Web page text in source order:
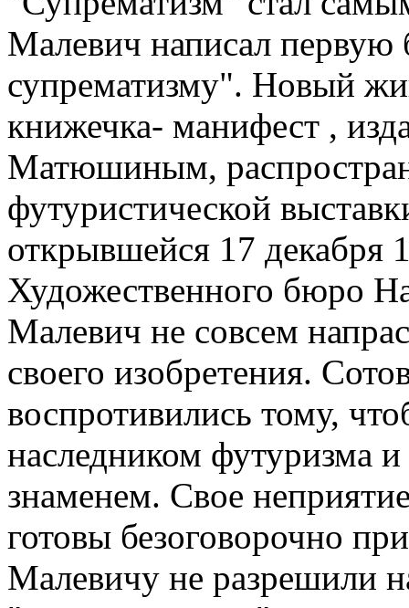
Малевич написал
супрематизму". Новый
книжечка- манифест ,
Матюшиным,
футуристической
открывшейся 17 декабря
Художественного бюро
Малевич не совсем
своего изобретения.
воспротивились тому,
наследником футуризма
знаменем. Свое
готовы безоговорочно
Малевичу не разрешили